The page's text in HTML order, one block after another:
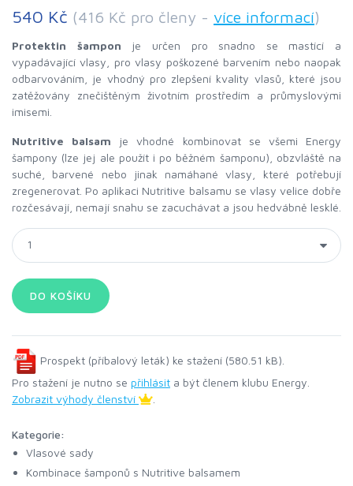
540 Kč (416 Kč pro členy - více informací)
Protektin šampon je určen pro snadno se mastící a
vypadávající vlasy, pro vlasy poškozené barvením nebo naopak
odbarvováním, je vhodný pro zlepšení kvality vlasů, které jsou
zatěžovány znečištěným životním prostředím a průmyslovými
imisemi.
Nutritive balsam je vhodné kombinovat se všemi Energy
šampony (lze jej ale použít i po běžném šamponu), obzvláště na
suché, barvené nebo jinak namáhané vlasy, které potřebují
zregenerovat. Po aplikaci Nutritive balsamu se vlasy velice dobře
rozčesávají, nemají snahu se zacuchávat a jsou hedvábně lesklé.
Prospekt (příbalový leták) ke stažení (580.51 kB).
Pro stažení je nutno se přihlásit a být členem klubu Energy.
Zobrazit výhody členství
Kategorie:
Vlasové sady
Kombinace šamponů s Nutritive balsamem